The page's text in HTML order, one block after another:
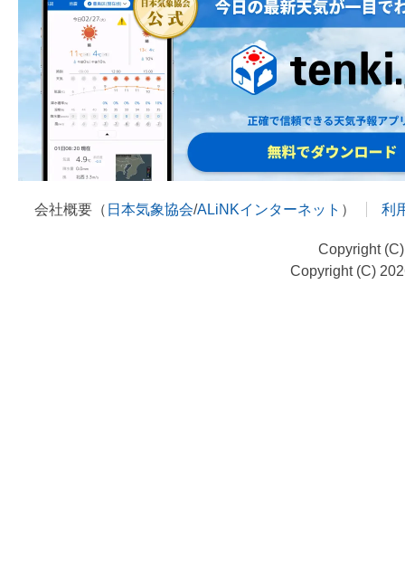
会社概要（ 日本気象協会/ALiNKインターネット ） 利
Copyright
Copyright (C)